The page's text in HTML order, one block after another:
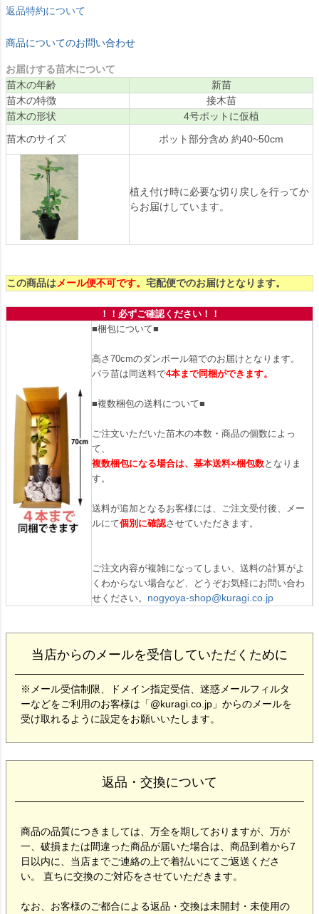
返品特約について
商品についてのお問い合わせ
お届けする苗木について
苗木の年齢
新苗
苗木の特徴
接木苗
苗木の形状
4号ポットに仮植
苗木のサイズ
ポット部分含め 約40~50cm
植え付け時に必要な切り戻しを行ってか
らお届けしています。
この商品はメール便不可です。 宅配便でのお届けとなります。
！！必ずご確認ください！！
■梱包について■
高さ70cmのダンボール箱でのお届けとなります。
バラ苗は同送料で4本まで同梱ができます。
■複数梱包の送料について■
ご注文いただいた苗木の本数・商品の個数によっ
て、
複数梱包になる場合は、基本送料×梱包数となりま
す。
送料が追加となるお客様には、ご注文受付後、メー
ルにて個別に確認させていただきます。
ご注文内容が複雑になってしまい、送料の計算がよ
くわからない場合など、どうぞお気軽にお問い合わ
せください。 nogyoya-shop@kuragi.co.jp
当店からのメールを受信していただくために
※メール受信制限、ドメイン指定受信、迷惑メールフィルタ
ーなどをご利用のお客様は「@kuragi.co.jp」からのメールを
受け取れるように設定をお願いいたします。
返品・交換について
商品の品質につきましては、万全を期しておりますが、万が
一、破損または間違った商品が届いた場合は、商品到着から7
日以内に、当店までご連絡の上で着払いにてご返送くださ
い。 直ちに交換のご対応をさせていただきます。
なお、お客様のご都合による返品・交換は未開封・未使用の